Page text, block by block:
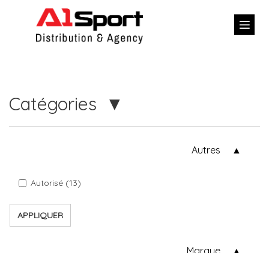
Catégories
Autres
Autorisé (13)
APPLIQUER
Marque